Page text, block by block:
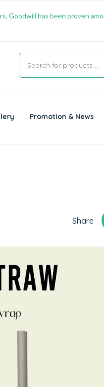
Goodwill has been proven
Promotion & News
Share